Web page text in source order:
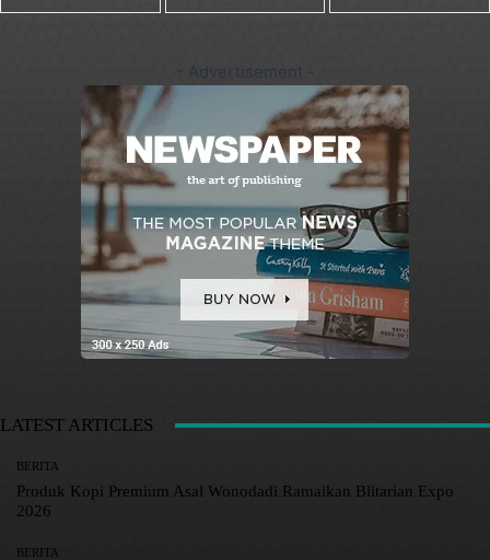
- Advertisement -
LATEST ARTICLES
BERITA
Produk Kopi Premium Asal Wonodadi Ramaikan Blitarian Expo
2026
BERITA